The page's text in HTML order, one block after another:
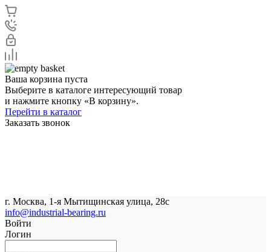
Ваша корзина пуста
Выберите в каталоге интересующий товар
и нажмите кнопку «В корзину».
Перейти в каталог
Заказать звонок
г. Москва, 1-я Мытищинская улица, 28с
info@industrial-bearing.ru
Войти
Логин